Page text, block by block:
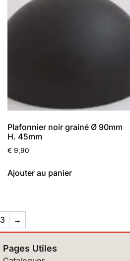
Plafonnier noir grainé Ø 90mm
H. 45mm
€ 9,90
Ajouter au panier
3 →
Pages Utiles